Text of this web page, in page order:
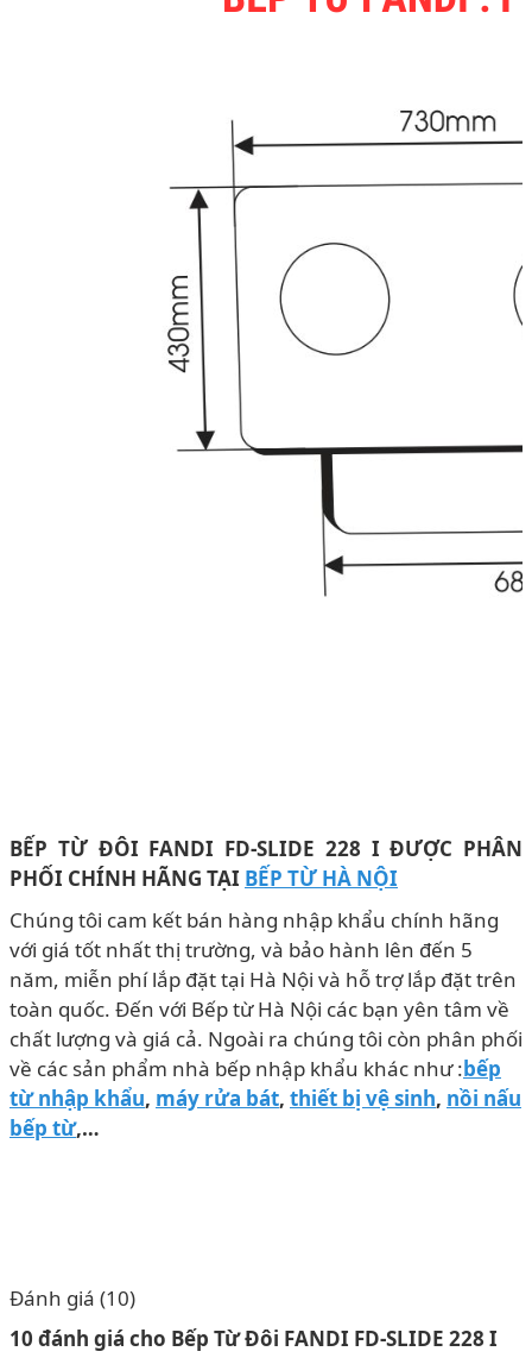
BẾP TỪ ĐÔI FANDI FD-SLIDE 228 I ĐƯỢC PHÂN
PHỐI CHÍNH HÃNG TẠI BẾP TỪ HÀ NỘI
Chúng tôi cam kết bán hàng nhập khẩu chính hãng
với giá tốt nhất thị trường, và bảo hành lên đến 5
năm, miễn phí lắp đặt tại Hà Nội và hỗ trợ lắp đặt trên
toàn quốc. Đến với Bếp từ Hà Nội các bạn yên tâm về
chất lượng và giá cả. Ngoài ra chúng tôi còn phân phối
về các sản phẩm nhà bếp nhập khẩu khác như :bếp
từ nhập khẩu, máy rửa bát, thiết bị vệ sinh, nồi nấu
bếp từ,…
Đánh giá (10)
10 đánh giá cho Bếp Từ Đôi FANDI FD-SLIDE 228 I